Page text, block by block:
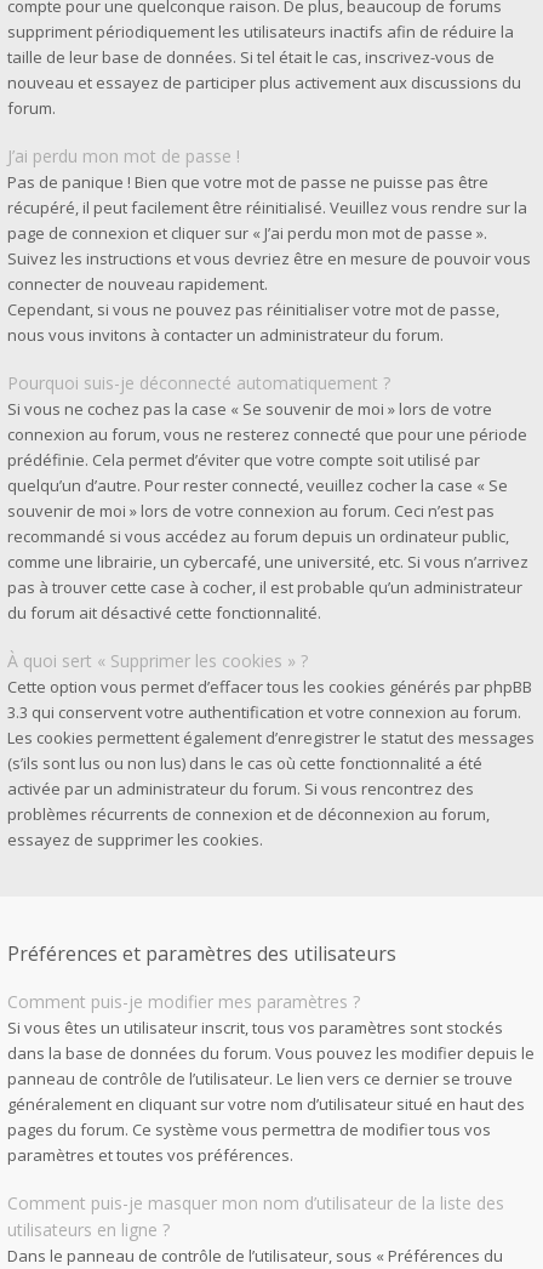
compte pour une quelconque raison. De plus, beaucoup de forums
suppriment périodiquement les utilisateurs inactifs afin de réduire la
taille de leur base de données. Si tel était le cas, inscrivez-vous de
nouveau et essayez de participer plus activement aux discussions du
forum.
J’ai perdu mon mot de passe !
Pas de panique ! Bien que votre mot de passe ne puisse pas être
récupéré, il peut facilement être réinitialisé. Veuillez vous rendre sur la
page de connexion et cliquer sur « J’ai perdu mon mot de passe ».
Suivez les instructions et vous devriez être en mesure de pouvoir vous
connecter de nouveau rapidement.
Cependant, si vous ne pouvez pas réinitialiser votre mot de passe,
nous vous invitons à contacter un administrateur du forum.
Pourquoi suis-je déconnecté automatiquement ?
Si vous ne cochez pas la case « Se souvenir de moi » lors de votre
connexion au forum, vous ne resterez connecté que pour une période
prédéfinie. Cela permet d’éviter que votre compte soit utilisé par
quelqu’un d’autre. Pour rester connecté, veuillez cocher la case « Se
souvenir de moi » lors de votre connexion au forum. Ceci n’est pas
recommandé si vous accédez au forum depuis un ordinateur public,
comme une librairie, un cybercafé, une université, etc. Si vous n’arrivez
pas à trouver cette case à cocher, il est probable qu’un administrateur
du forum ait désactivé cette fonctionnalité.
À quoi sert « Supprimer les cookies » ?
Cette option vous permet d’effacer tous les cookies générés par phpBB
3.3 qui conservent votre authentification et votre connexion au forum.
Les cookies permettent également d’enregistrer le statut des messages
(s’ils sont lus ou non lus) dans le cas où cette fonctionnalité a été
activée par un administrateur du forum. Si vous rencontrez des
problèmes récurrents de connexion et de déconnexion au forum,
essayez de supprimer les cookies.
Préférences et paramètres des utilisateurs
Comment puis-je modifier mes paramètres ?
Si vous êtes un utilisateur inscrit, tous vos paramètres sont stockés
dans la base de données du forum. Vous pouvez les modifier depuis le
panneau de contrôle de l’utilisateur. Le lien vers ce dernier se trouve
généralement en cliquant sur votre nom d’utilisateur situé en haut des
pages du forum. Ce système vous permettra de modifier tous vos
paramètres et toutes vos préférences.
Comment puis-je masquer mon nom d’utilisateur de la liste des
utilisateurs en ligne ?
Dans le panneau de contrôle de l’utilisateur, sous « Préférences du